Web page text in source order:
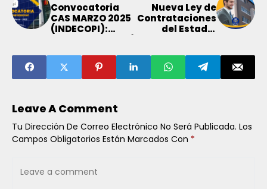
Convocatoria
CAS MARZO 2025
(INDECOPI):
Nueva Ley de
Contrataciones
del Estado:
Leave A Comment
Tu Dirección De Correo Electrónico No Será Publicada. Los
Campos Obligatorios Están Marcados Con *